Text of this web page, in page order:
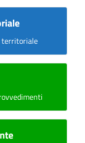
territoriale